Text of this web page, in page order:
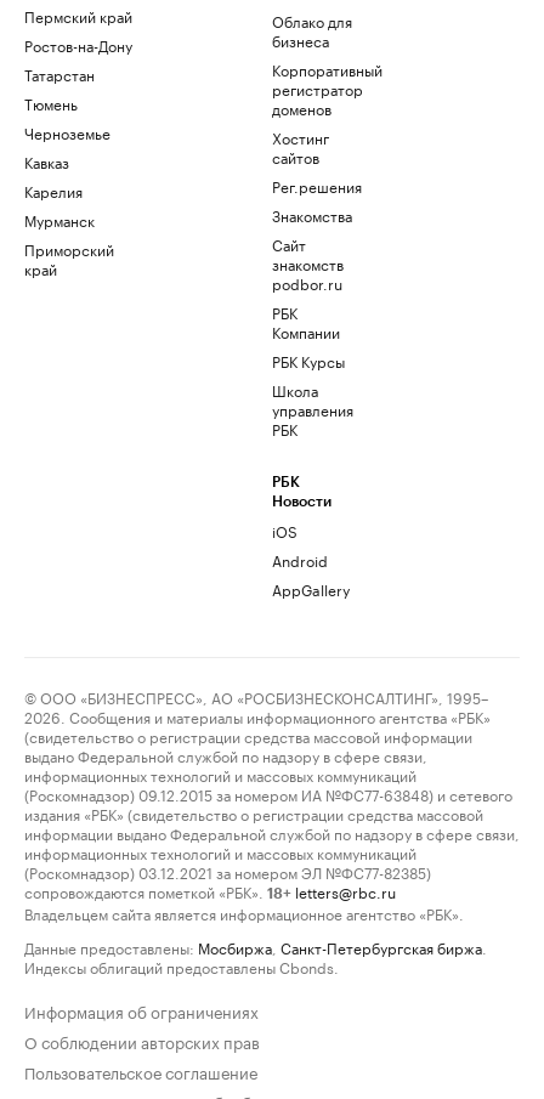
Пермский край
Ростов-на-Дону
Татарстан
Тюмень
Черноземье
Кавказ
Карелия
Мурманск
Приморский
край
Облако для
бизнеса
Корпоративный
регистратор
доменов
Хостинг
сайтов
Рег.решения
Знакомства
Сайт
знакомств
podbor.ru
РБК
Компании
РБК Курсы
Школа
управления
РБК
РБК
Новости
iOS
Android
AppGallery
© ООО «БИЗНЕСПРЕСС», АО «РОСБИЗНЕСКОНСАЛТИНГ», 1995–
2026. Сообщения и материалы информационного агентства «РБК»
(свидетельство о регистрации средства массовой информации
выдано Федеральной службой по надзору в сфере связи,
информационных технологий и массовых коммуникаций
(Роскомнадзор) 09.12.2015 за номером ИА №ФС77-63848) и сетевого
издания «РБК» (свидетельство о регистрации средства массовой
информации выдано Федеральной службой по надзору в сфере связи,
информационных технологий и массовых коммуникаций
(Роскомнадзор) 03.12.2021 за номером ЭЛ №ФС77-82385)
сопровождаются пометкой «РБК».
18+ letters@rbc.ru
Владельцем сайта является информационное агентство «РБК».
Данные предоставлены: Мосбиржа Санкт-Петербургская биржа
Индексы облигаций предоставлены Cbonds.
Информация об ограничениях
О соблюдении авторских прав
Пользовательское соглашение